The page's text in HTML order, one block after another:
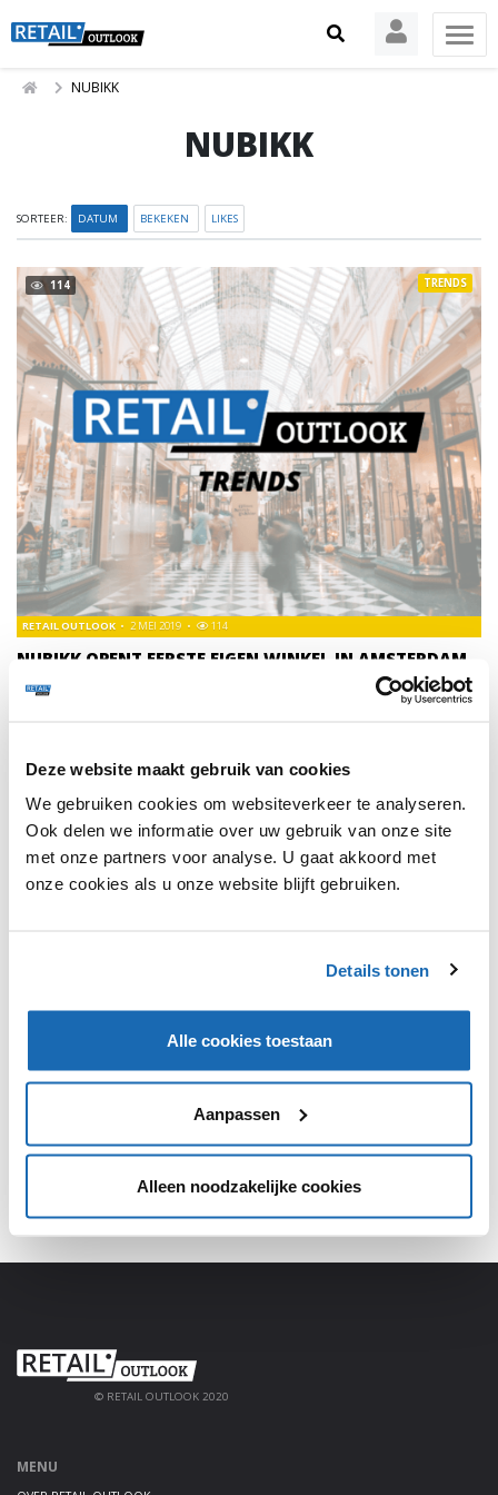
Deze website maakt gebruik van cookies
We gebruiken cookies om websiteverkeer te analyseren.
Ook delen we informatie over uw gebruik van onze site
met onze partners voor analyse. U gaat akkoord met
onze cookies als u onze website blijft gebruiken.
Details tonen
Alle cookies toestaan
Aanpassen
Alleen noodzakelijke cookies
NUBIKK
NUBIKK
SORTEER: DATUM BEKEKEN LIKES
114
NUBIKK OPENT EERSTE EIGEN WINKEL IN AMSTERDAM
RETAIL OUTLOOK 2 MEI 2019 114
TRENDS
Met de opening van de winkel trekt Nubikk de verkoop van
zijn schoenen meer binnenshuis. Tot nu toe konden de
online als offline) worden gekocht.
1
SHARE, LEARN & CONNECT!
platform!
AANMELDEN
© RETAIL OUTLOOK 2020
MENU